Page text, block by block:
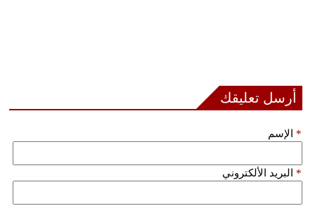
أرسل تعليقك
الإسم *
البريد الألكتروني *